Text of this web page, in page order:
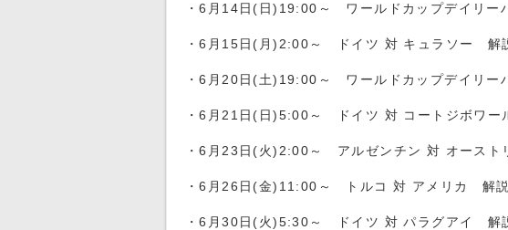
・6月14日(日)19:00～ ワールドカップデイリ
・6月15日(月)2:00～ ドイツ 対 キュラソー 解
・6月20日(土)19:00～ ワールドカップデイリ
・6月21日(日)5:00～ ドイツ 対 コートジボワ
・6月23日(火)2:00～ アルゼンチン 対 オース
・6月26日(金)11:00～ トルコ 対 アメリカ 解説
・6月30日(火)5:30～ ドイツ 対 パラグアイ 解